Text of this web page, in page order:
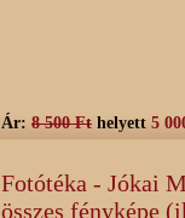
Ár: 8 500 Ft helyett 5
Fotótéka - Jókai
összes fényképe